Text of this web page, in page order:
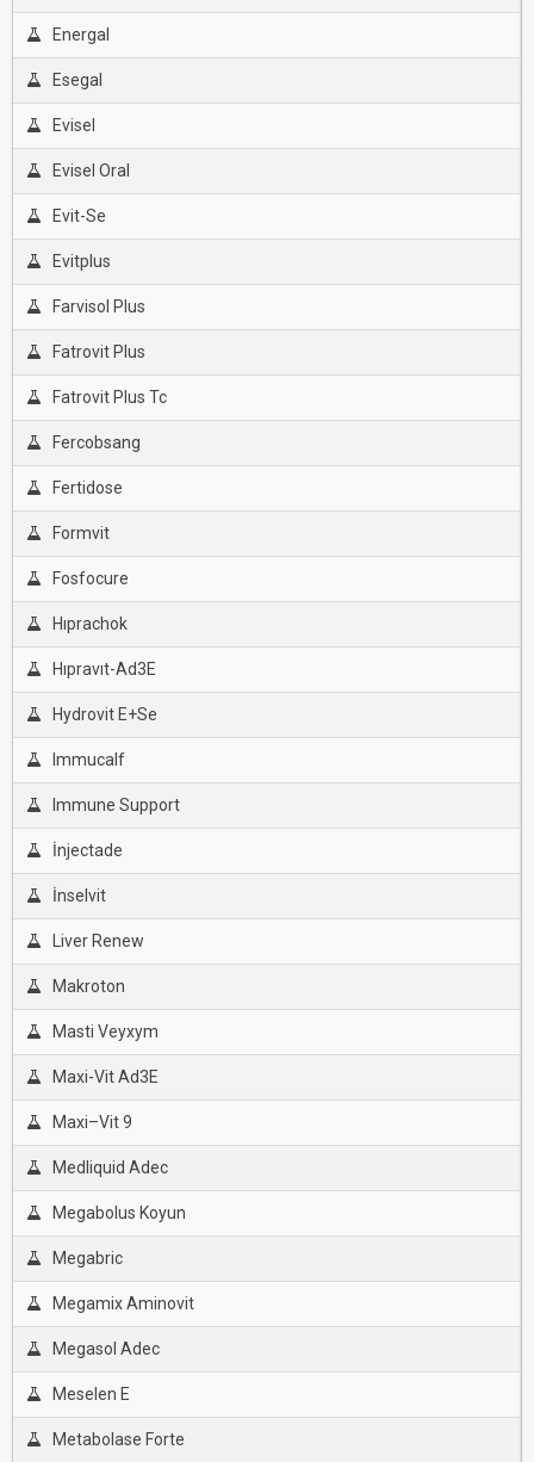
Energal
Esegal
Evisel
Evisel Oral
Evit-Se
Evitplus
Farvisol Plus
Fatrovit Plus
Fatrovit Plus Tc
Fercobsang
Fertidose
Formvit
Fosfocure
Hıprachok
Hıpravıt-Ad3E
Hydrovit E+Se
Immucalf
Immune Support
İnjectade
İnselvit
Liver Renew
Makroton
Masti Veyxym
Maxi-Vit Ad3E
Maxi–Vit 9
Medliquid Adec
Megabolus Koyun
Megabric
Megamix Aminovit
Megasol Adec
Meselen E
Metabolase Forte